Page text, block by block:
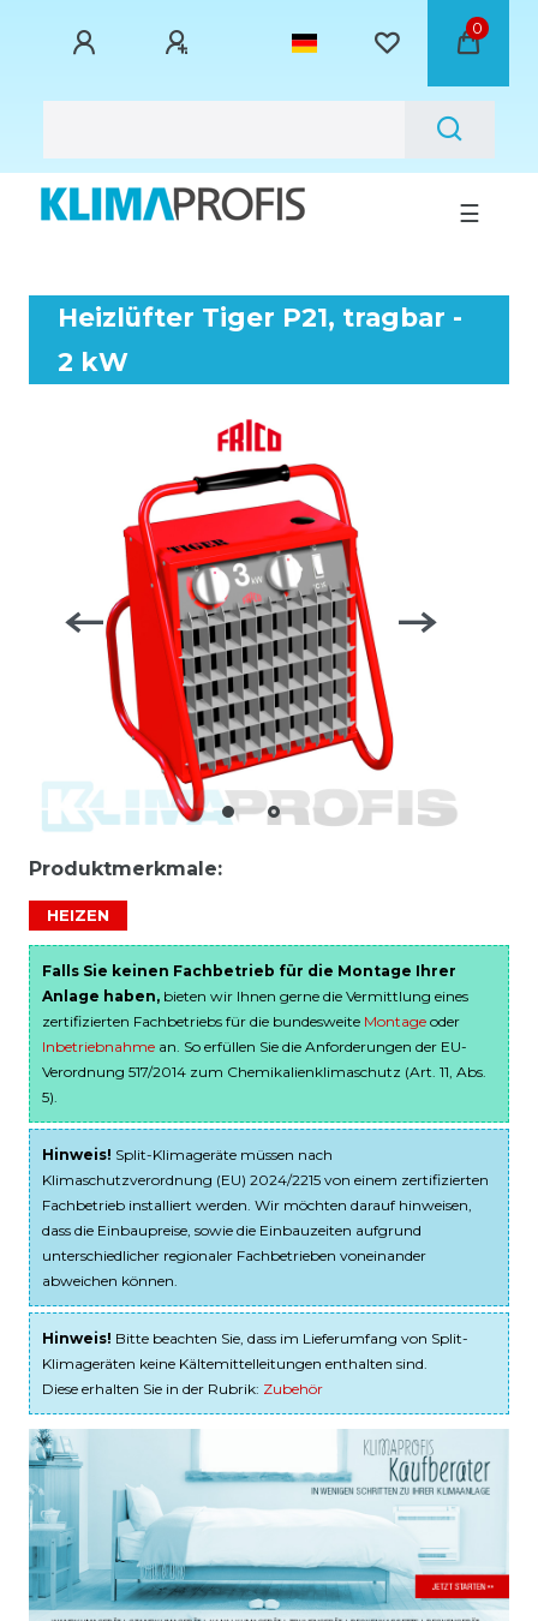
0
☰
Heizlüfter Tiger P21, tragbar -
2 kW
Produktmerkmale:
HEIZEN
Falls Sie keinen Fachbetrieb für die Montage Ihrer
Anlage haben, bieten wir Ihnen gerne die Vermittlung eines
zertifizierten Fachbetriebs für die bundesweite Montage oder
Inbetriebnahme an. So erfüllen Sie die Anforderungen der EU-
Verordnung 517/2014 zum Chemikalienklimaschutz (Art. 11, Abs.
5).
Hinweis! Split-Klimageräte müssen nach
Klimaschutzverordnung (EU) 2024/2215 von einem zertifizierten
Fachbetrieb installiert werden. Wir möchten darauf hinweisen,
dass die Einbaupreise, sowie die Einbauzeiten aufgrund
unterschiedlicher regionaler Fachbetrieben voneinander
abweichen können.
Hinweis! Bitte beachten Sie, dass im Lieferumfang von Split-
Klimageräten keine Kältemittelleitungen enthalten sind.
Diese erhalten Sie in der Rubrik: Zubehör